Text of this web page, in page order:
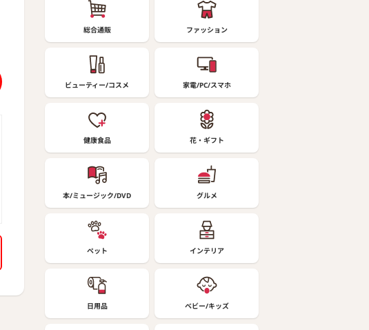
総合通販 ファッション
ビューティー/コスメ 家電/PC/スマホ
健康食品 花・ギフト
本/ミュージック/DVD グルメ
ペット インテリア
日用品 ベビー/キッズ